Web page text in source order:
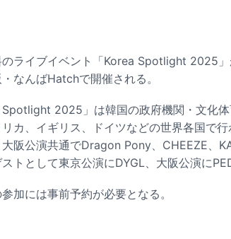
のライブイベント「Korea Spotlight 2025
なんばHatchで開催される。
Spotlight 2025」は韓国の政府機関・文化
リカ、イギリス、ドイツなどの世界各国で
阪公演共通でDragon Pony、CHEEZE、
トとして東京公演にDYGL、大阪公演に
加には事前予約が必要となる。